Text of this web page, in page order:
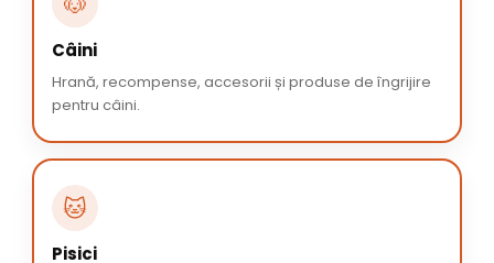
Câini
Hrană, recompense, accesorii și produse de îngrijire
pentru câini.
🐱
Pisici